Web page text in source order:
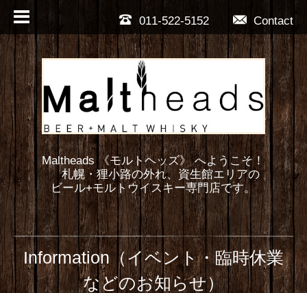
Contact
011-522-5152
Maltheads 《モルトヘッズ》 へようこそ！
札幌・狸小路の外れ、資生館エリアの
ビール+モルトウイスキー専門店です。
Information（イベント・臨時休業
などのお知らせ）